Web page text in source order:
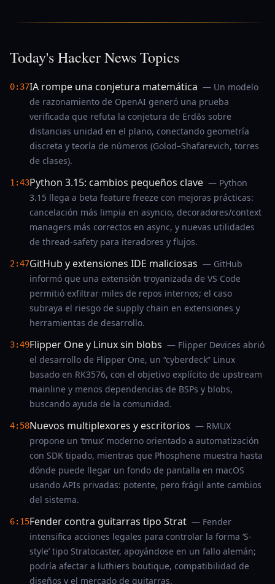
Today's Hacker News Topics
0:37IA rompe una conjetura matemática — Un modelo
de razonamiento de OpenAI generó una prueba
verificada que refuta la conjetura de Erdős sobre
distancias unidad en el plano, conectando geometría
discreta y teoría de números (Golod–Shafarevich, torres
de clases).
1:43Python 3.15: cambios pequeños clave — Python
3.15 llega a beta feature freeze con mejoras prácticas:
cancelación más limpia en asyncio, decoradores/context
managers más correctos en async, y nuevas utilidades
de thread-safety para iteradores y flujos.
2:47GitHub y extensiones IDE maliciosas — GitHub
informó que una extensión troyanizada de VS Code
permitió exfiltrar miles de repos internos; el caso
subraya el riesgo de supply chain en extensiones y
herramientas de desarrollo.
3:49Flipper One y Linux sin blobs — Flipper Devices abrió
el desarrollo de Flipper One, un “cyberdeck” Linux
basado en RK3576, con el objetivo explícito de upstream
mainline y menos dependencias de BSPs y blobs,
buscando ayuda de la comunidad.
4:58Nuevos multiplexores y escritorios — RMUX
propone un ‘tmux’ moderno orientado a automatización
con SDK tipado, mientras que Phosphene muestra hasta
dónde puede llegar un fondo de pantalla en macOS
usando APIs privadas: potente, pero frágil ante cambios
del sistema.
6:15Fender contra guitarras tipo Strat — Fender
intensifica acciones legales para controlar la forma ‘S-
style’ tipo Stratocaster, apoyándose en un fallo alemán;
podría afectar a luthiers boutique, compatibilidad de
diseños y el mercado de guitarras.